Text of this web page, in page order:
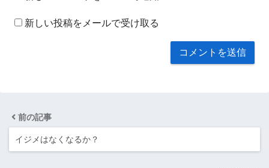
新しい投稿をメールで受け取る
前の記事
イジメはなくなるか？